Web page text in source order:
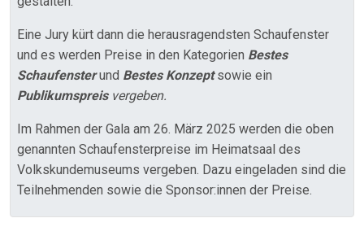
Eine Jury kürt dann die herausragendsten Schaufenster
und es werden Preise in den Kategorien Bestes
Schaufensterund Bestes Konzeptsowie ein
Publikumspreisvergeben.
Im Rahmen der Gala am 26. März 2025 werden die oben
genannten Schaufensterpreise im Heimatsaal des
Volkskundemuseums vergeben. Dazu eingeladen sind die
Teilnehmenden sowie die Sponsor:innen der Preise.